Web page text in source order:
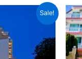
Sale!